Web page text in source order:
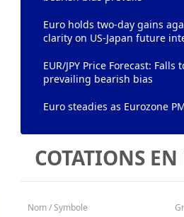
Euro holds two-day gains
clarity on US-Japan future
EUR/JPY Price Forecast:
prevailing bearish bias
Euro steadies as Eurozone
COTATIONS
Nom / Symbole